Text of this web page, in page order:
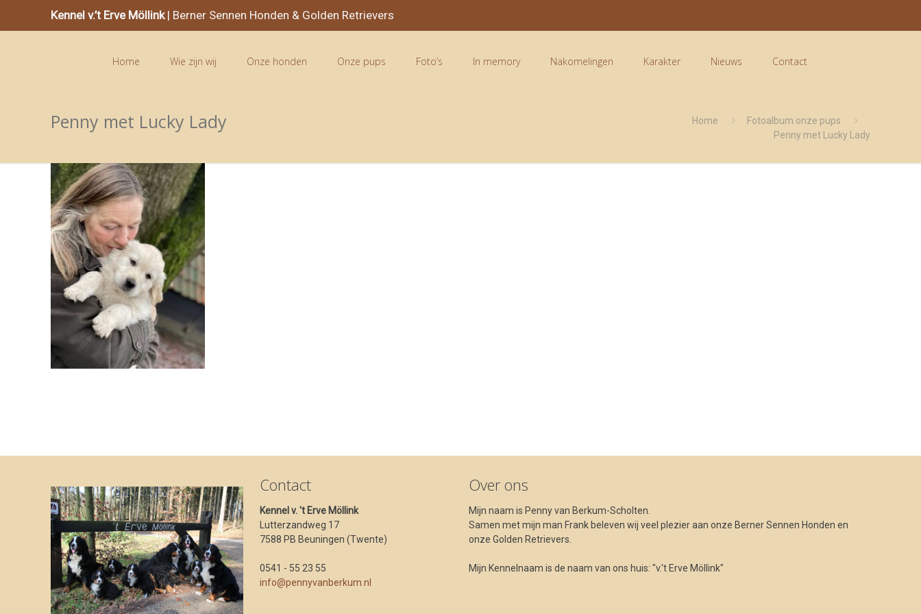
Kennel v.’t Erve Möllink| Berner Sennen Honden & Golden Retrievers
Home Wie zijn wij Onze honden Onze pups Foto’s In memory Nakomelingen Karakter Nieuws Contact
Penny met Lucky Lady Home
Fotoalbum onze pups
Penny met Lucky Lady
Contact
Kennel v. 't Erve Möllink
Lutterzandweg 17
7588 PB Beuningen (Twente)
0541 - 55 23 55
info@pennyvanberkum.nl
Over ons
Mijn naam is Penny van Berkum-Scholten.
Samen met mijn man Frank beleven wij veel plezier aan onze Berner Sennen Honden en
onze Golden Retrievers.
Mijn Kennelnaam is de naam van ons huis: "v.'t Erve Möllink"